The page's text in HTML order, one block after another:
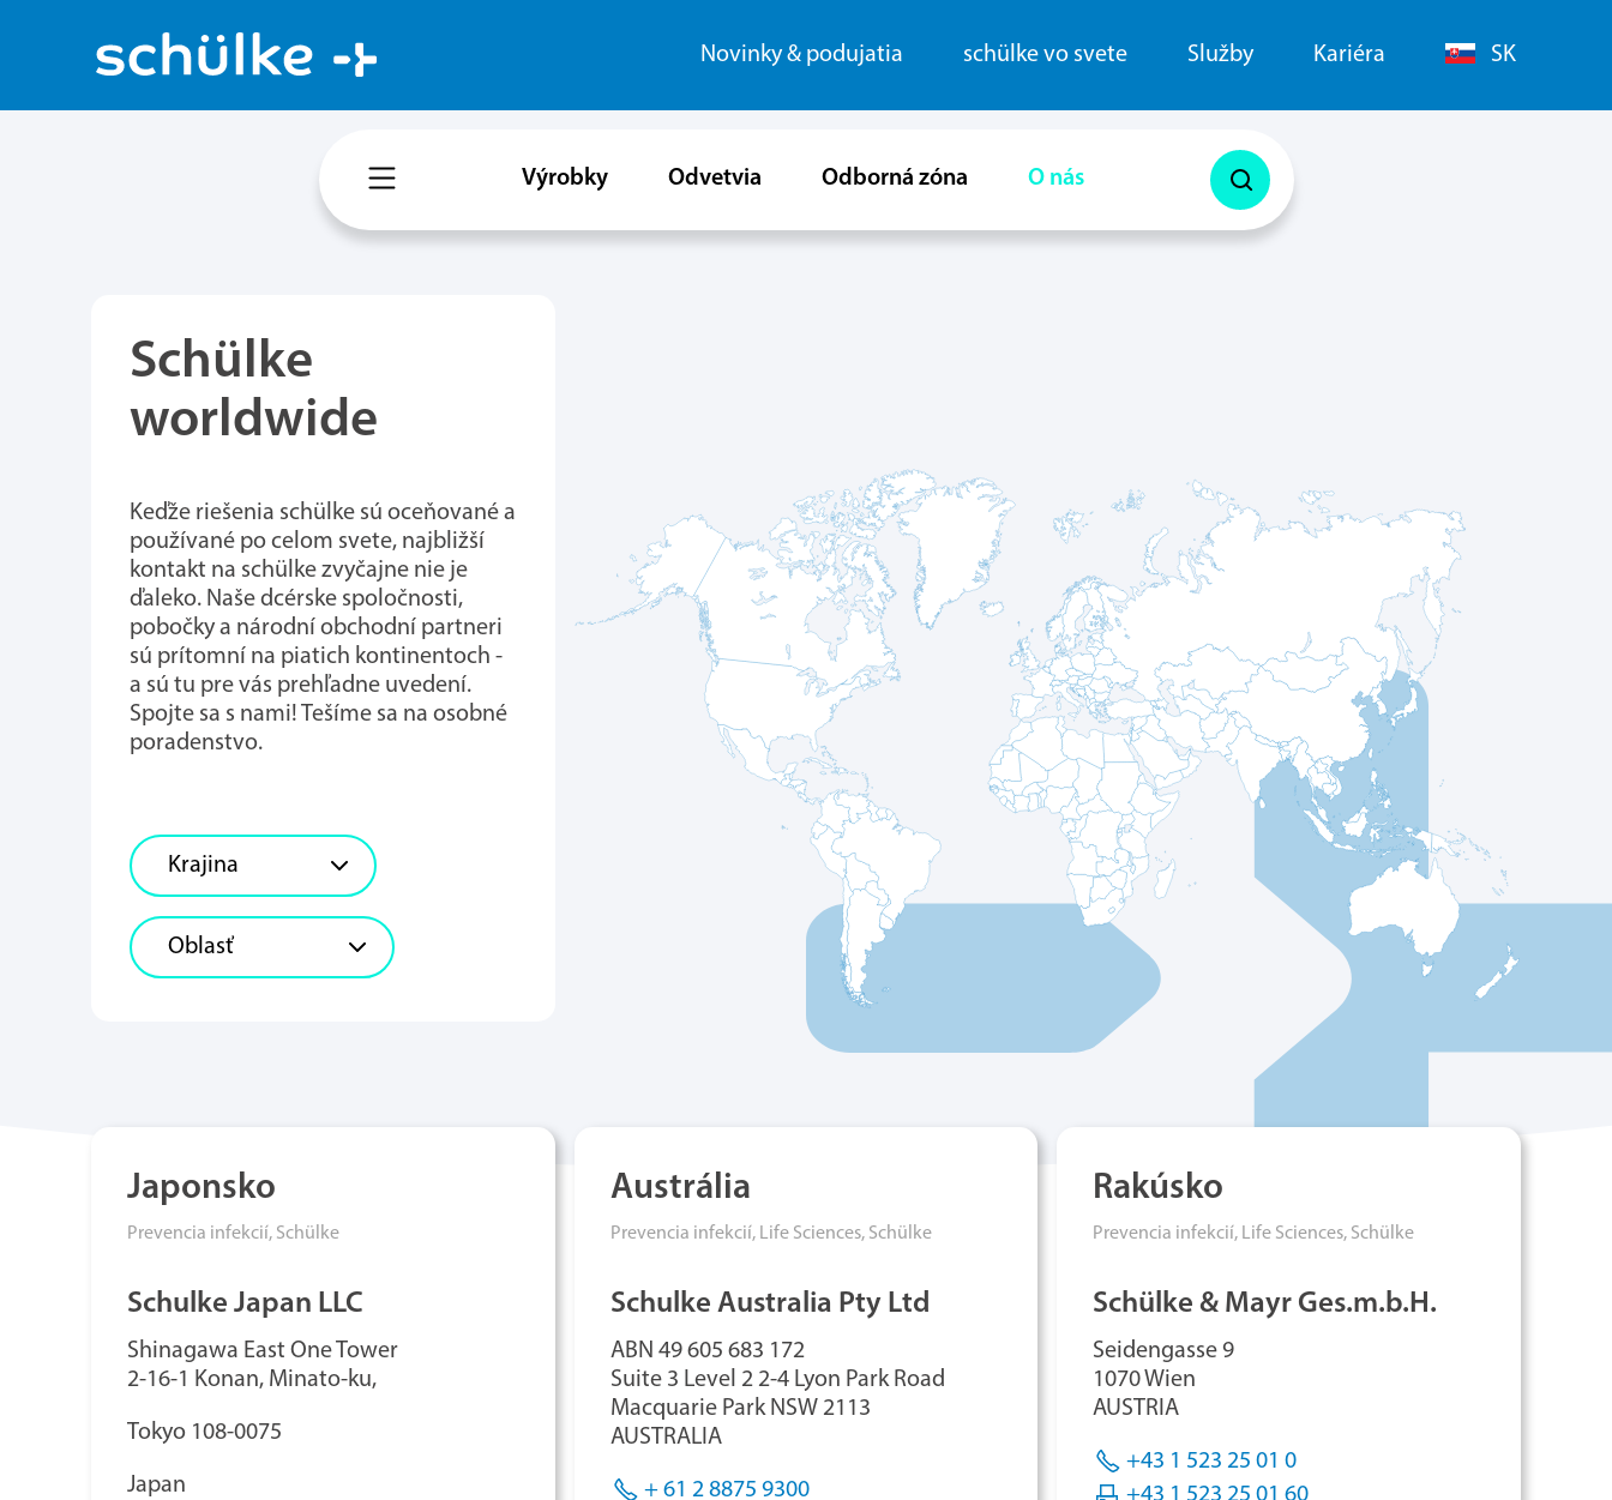
Novinky & podujatia schülke vo svete Služby Kariéra SK
Výrobky Odvetvia Odborná zóna O nás
Schülke
worldwide
Keďže riešenia schülke sú oceňované a
používané po celom svete, najbližší
kontakt na schülke zvyčajne nie je
ďaleko. Naše dcérske spoločnosti,
pobočky a národní obchodní partneri
sú prítomní na piatich kontinentoch -
a sú tu pre vás prehľadne uvedení.
Spojte sa s nami! Tešíme sa na osobné
poradenstvo.
Japonsko
Prevencia infekcií, Schülke
Schulke Japan LLC
Shinagawa East One Tower
2-16-1 Konan, Minato-ku,
Tokyo 108-0075
Japan
Austrália
Prevencia infekcií, Life Sciences, Schülke
Schulke Australia Pty Ltd
ABN 49 605 683 172
Suite 3 Level 2 2-4 Lyon Park Road
Macquarie Park NSW 2113
AUSTRALIA
+ 61 2 8875 9300
Rakúsko
Prevencia infekcií, Life Sciences, Schülke
Schülke & Mayr Ges.m.b.H.
Seidengasse 9
1070 Wien
AUSTRIA
+43 1 523 25 01 0
+43 1 523 25 01 60